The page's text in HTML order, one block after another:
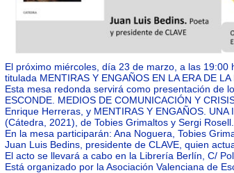
El próximo miércoles, día 23 de marzo, a las
titulada MENTIRAS Y ENGAÑOS EN LA ERA DE LA
Esta mesa redonda servirá como presentación de
ESCONDE. MEDIOS DE COMUNICACIÓN Y
Enrique Herreras, y MENTIRAS Y ENGAÑOS. UNA
(Cátedra, 2021), de Tobies Grimaltos y Sergi Rosell.
En la mesa participarán: Ana Noguera, Tobies
Juan Luis Bedins, presidente de CLAVE, quien
El acto se llevará a cabo en la Librería Berlín, C/
Está organizado por la Asociación Valenciana de